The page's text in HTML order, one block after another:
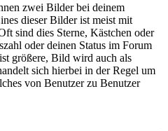
zwei Bilder bei deinem
dieser Bilder ist meist mit
sind dies Sterne, Kästchen oder
oder deinen Status im Forum
größere, Bild wird auch als
sich hierbei in der Regel um
von Benutzer zu Benutzer